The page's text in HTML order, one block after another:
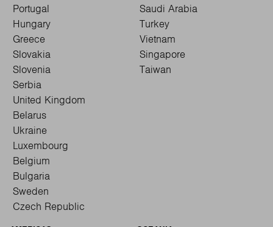
Portugal
Hungary
Greece
Slovakia
Slovenia
Serbia
United Kingdom
Belarus
Ukraine
Luxembourg
Belgium
Bulgaria
Sweden
Czech Republic
Saudi Arabia
Turkey
Vietnam
Singapore
Taiwan